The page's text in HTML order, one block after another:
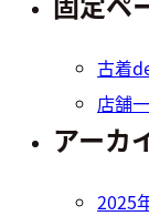
古着
店舗
アーカ
2025